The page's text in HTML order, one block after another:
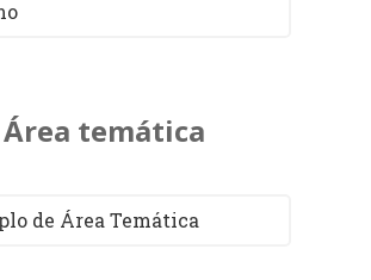
Área temática
de Área Temática